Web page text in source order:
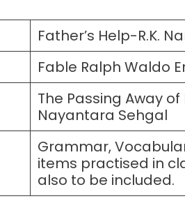
Father’s Help-R.K.
Fable Ralph Waldo
The Passing Away
Nayantara Sehgal
Grammar,
items practised in
also to be included.